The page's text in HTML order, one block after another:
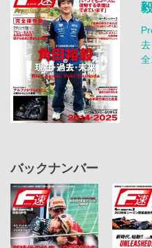
バックナンバー